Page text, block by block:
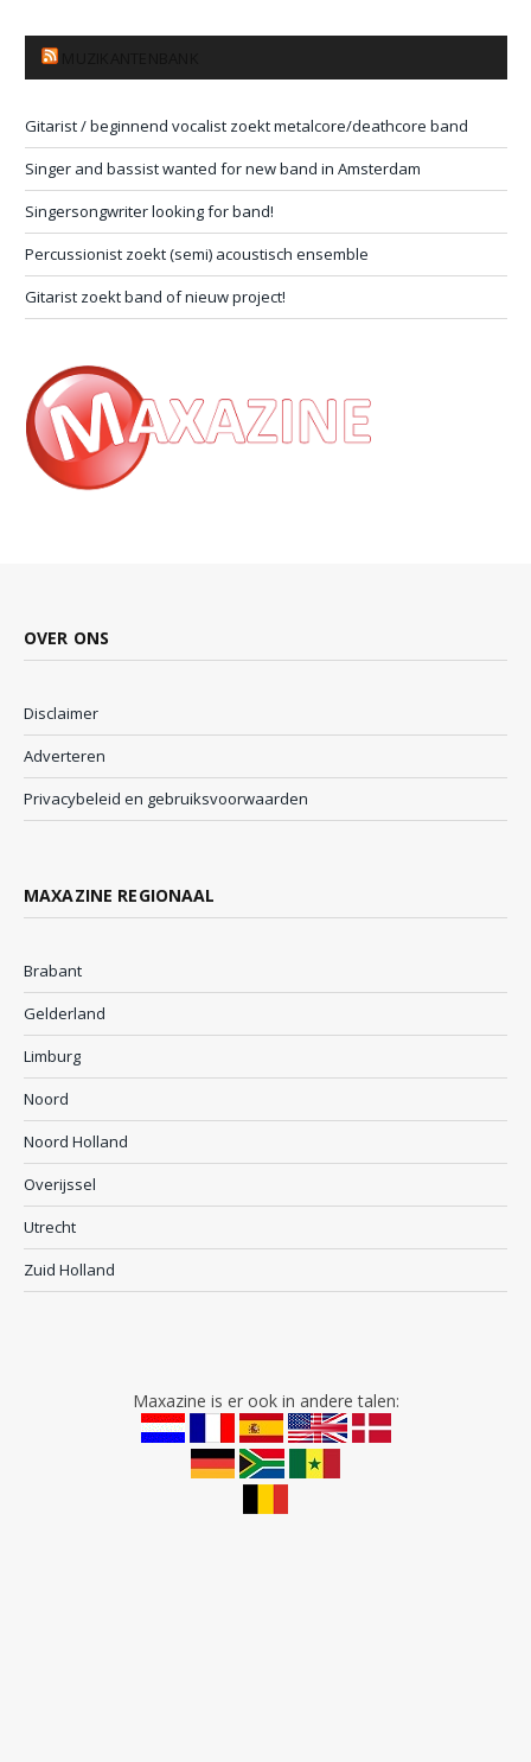
Gitarist / beginnend vocalist zoekt metalcore/deathcore band
Singer and bassist wanted for new band in Amsterdam
Singersongwriter looking for band!
Percussionist zoekt (semi) acoustisch ensemble
Gitarist zoekt band of nieuw project!
OVER ONS
Disclaimer
Adverteren
Privacybeleid en gebruiksvoorwaarden
MAXAZINE REGIONAAL
Brabant
Gelderland
Limburg
Noord
Noord Holland
Overijssel
Utrecht
Zuid Holland
Maxazine is er ook in andere talen: